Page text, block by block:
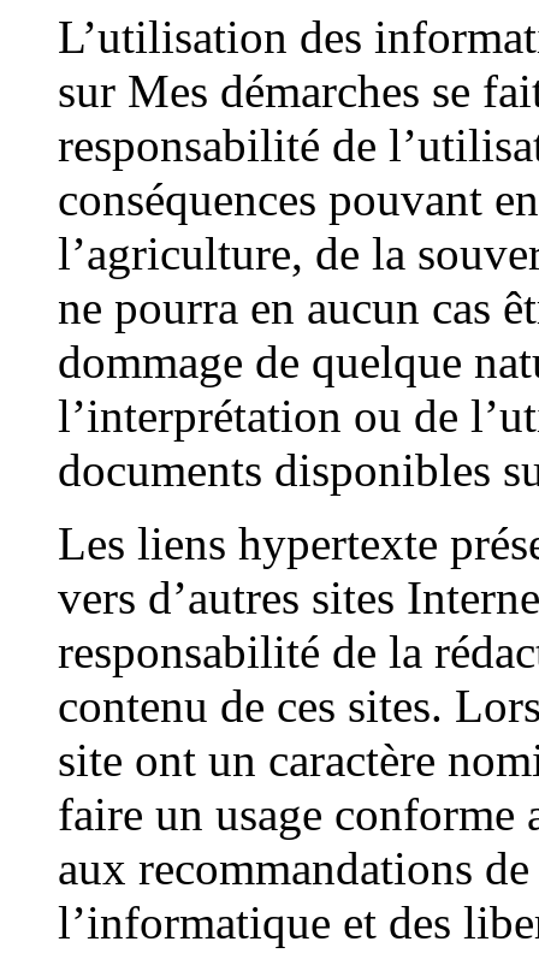
L’utilisation des
sur Mes démarches se
responsabilité de
conséquences pouvant
l’agriculture, de la
ne pourra en aucun cas
dommage de quelque
l’interprétation ou de
documents disponibles
Les liens hypertexte
vers d’autres sites
responsabilité de la
contenu de ces sites.
site ont un caractère
faire un usage conforme
aux recommandations
l’informatique et des